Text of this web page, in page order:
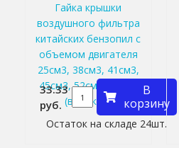
Гайка крышки
воздушного фильтра
китайских бензопил с
объемом двигателя
25см3, 38см3, 41см3,
45см3, 52см3, 58см3
(высокая)
33.33
руб.
В
корзину
Остаток на складе 24шт.